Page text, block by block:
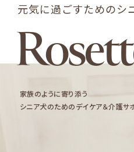
元気に過ごすためのシ
家族のように寄り添う
シニア犬のためのデイケア＆介護サ